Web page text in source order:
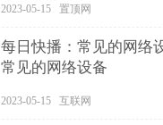
2023-05-15 置顶网
每日快播：常见的网络
常见的网络设备
2023-05-15 互联网